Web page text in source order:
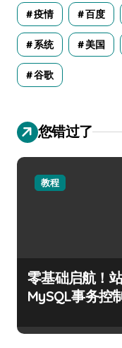
疫情 百度
系统 美国
谷歌
您错过了
教程
零基础启航！
MySQL事务控